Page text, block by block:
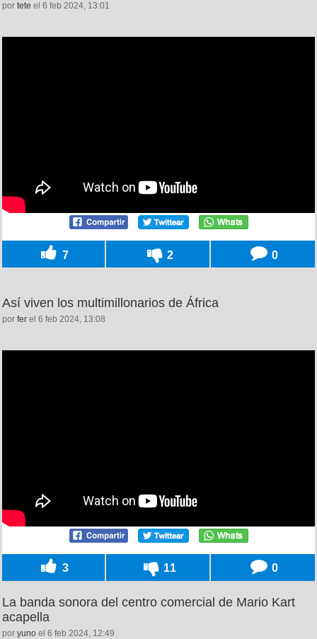
por tete el 6 feb 2024, 13:01
7 2 0
Así viven los multimillonarios de África
por fer el 6 feb 2024, 13:08
3 11 0
La banda sonora del centro comercial de Mario Kart
acapella
por yuno el 6 feb 2024, 12:49